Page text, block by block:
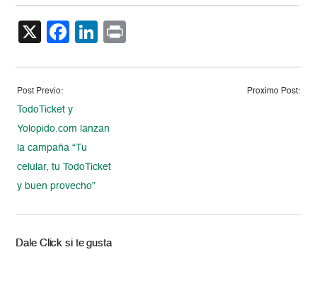
X Facebook
LinkedIn
Post Previo:
TodoTicket y
Yolopido.com lanzan
la campaña “Tu
celular, tu TodoTicket
y buen provecho”
Proximo Post:
Dale Click si te gusta